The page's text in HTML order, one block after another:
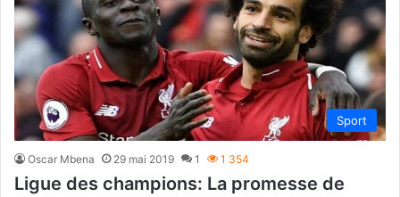
Sport
Oscar Mbena 29 mai 2019 1 1 354
Ligue des champions: La promesse de